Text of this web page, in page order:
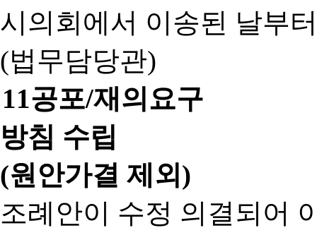
시의회에서 이송된 날부
(법무담당관)
11공포/재의요구
방침 수립
(원안가결 제외)
조례안이 수정 의결되어